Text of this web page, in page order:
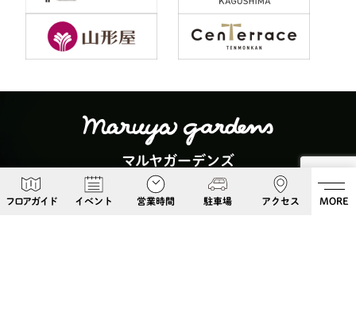
フロアガイド イベント 営業時間 駐車場 アクセス MORE
マルヤガーデンズ
〒892-0826 鹿児島県鹿児島市呉服町６−５